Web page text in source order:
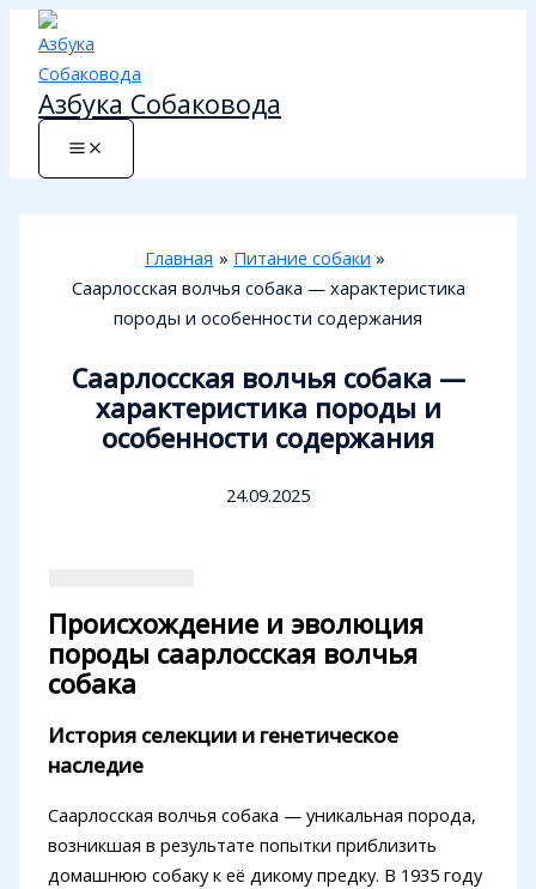
Перейти
содержимому
Азбука Собаковода
Главная
Питание собаки
Саарлосская волчья собака — характеристика
породы и особенности содержания
Саарлосская волчья собака —
характеристика породы и
особенности содержания
24.09.2025
Происхождение и эволюция
породы саарлосская волчья
собака
История селекции и генетическое
наследие
Саарлосская волчья собака — уникальная порода,
возникшая в результате попытки приблизить
домашнюю собаку к её дикому предку. В 1935 году